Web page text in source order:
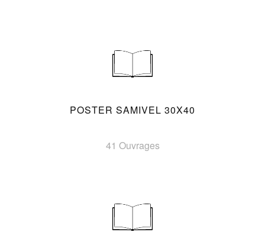
POSTER SAMIVEL 30X40
41 Ouvrages